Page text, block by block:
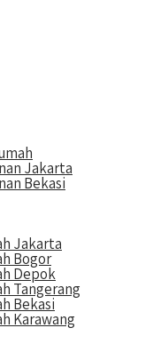
Jakarta
Bekasi
Jakarta
Bogor
Depok
Tangerang
Bekasi
Karawang